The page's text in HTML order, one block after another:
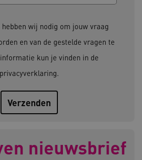
hebben wij nodig om jouw vraag
en van de gestelde vragen te
kun je vinden in de
privacyverklaring.
nieuwsbrief
en maken geen inbreuk
.youtube.com